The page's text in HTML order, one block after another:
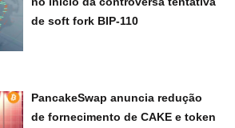
de soft fork BIP-110
PancakeSwap anuncia redução
de fornecimento de CAKE e token